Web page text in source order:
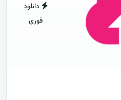
دانلود
فوری